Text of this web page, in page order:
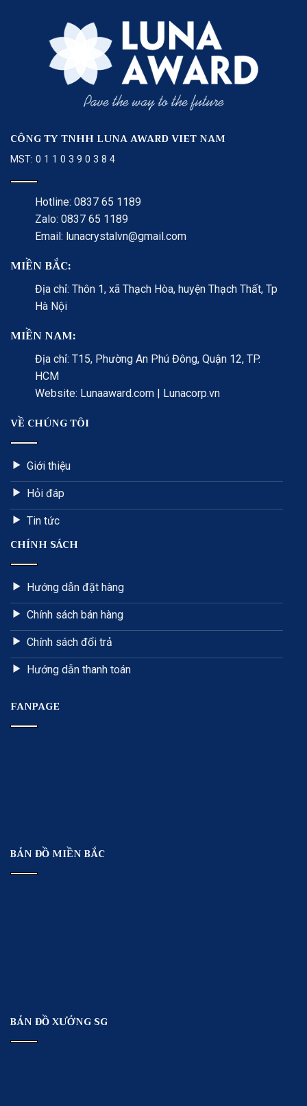
CÔNG TY TNHH LUNA AWARD VIET NAM
MST: 0 1 1 0 3 9 0 3 8 4
Hotline: 0837 65 1189
Zalo: 0837 65 1189
Email: lunacrystalvn@gmail.com
MIỀN BẮC:
Địa chỉ: Thôn 1, xã Thạch Hòa, huyện Thạch Thất, Tp
Hà Nội
MIỀN NAM:
Địa chỉ: T15, Phường An Phú Đông, Quận 12, TP.
HCM
Website: Lunaaward.com | Lunacorp.vn
VỀ CHÚNG TÔI
Giới thiệu
Hỏi đáp
Tin tức
CHÍNH SÁCH
Hướng dẫn đặt hàng
Chính sách bán hàng
Chính sách đổi trả
Hướng dẫn thanh toán
FANPAGE
BẢN ĐỒ MIỀN BẮC
BẢN ĐỒ XƯỞNG SG